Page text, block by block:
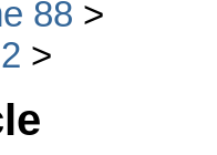
88